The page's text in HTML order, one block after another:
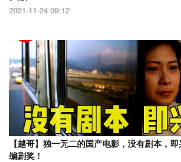
2021-11-24 09:12
【越哥】独一无二的国产电影，没有剧本，
编剧奖！